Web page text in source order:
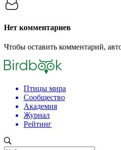
Нет комментариев
Чтобы оставить комментарий,
Птицы мира
Сообщество
Академия
Журнал
Рейтинг